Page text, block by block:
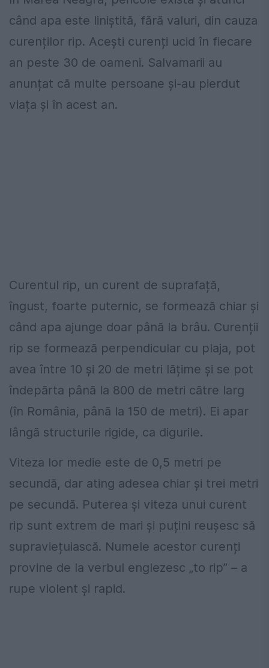
când apa este liniștită, fără valuri, din cauza
curenților rip. Acești curenți ucid în fiecare
an peste 30 de oameni. Salvamarii au
anunțat că multe persoane și-au pierdut
viața și în acest an.
Curentul rip, un curent de suprafață,
îngust, foarte puternic, se formează chiar și
când apa ajunge doar până la brâu. Curenții
rip se formează perpendicular cu plaja, pot
avea între 10 și 20 de metri lățime și se pot
îndepărta până la 800 de metri către larg
(în România, până la 150 de metri). Ei apar
lângă structurile rigide, ca digurile.
Viteza lor medie este de 0,5 metri pe
secundă, dar ating adesea chiar și trei metri
pe secundă. Puterea și viteza unui curent
rip sunt extrem de mari și puțini reușesc să
supraviețuiască. Numele acestor curenți
provine de la verbul englezesc „to rip” – a
rupe violent și rapid.